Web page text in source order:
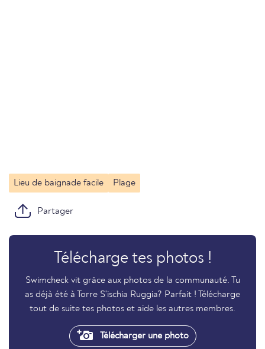
Lieu de baignade facile Plage
Partager
Télécharge tes photos !
Swimcheck vit grâce aux photos de la communauté. Tu
as déjà été à Torre S'ischia Ruggia? Parfait ! Télécharge
tout de suite tes photos et aide les autres membres.
Télécharger une photo